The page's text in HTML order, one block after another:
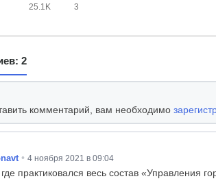
25.1K 3
2
комментарий, вам необходимо
• 4 ноября 2021 в 09:04
практиковался весь состав «Управления